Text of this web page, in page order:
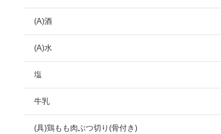
(A)酒
(A)水
塩
牛乳
(具)鶏もも肉ぶつ切り(骨付き)